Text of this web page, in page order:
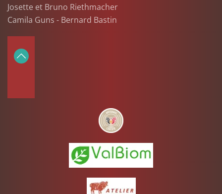
Josette et Bruno Riethmacher
Camila Guns - Bernard Bastin